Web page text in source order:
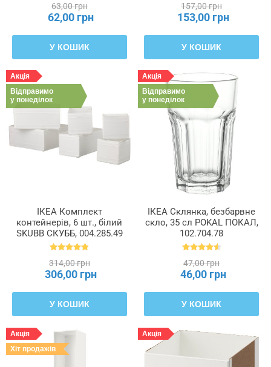
63,00 грн
62,00 грн
У КОШИК
157,00 грн
153,00 грн
У КОШИК
Акція
Відправимо
у понеділок
ІКЕА Комплект
контейнерів, 6 шт., білий
SKUBB СКУББ, 004.285.49
314,00 грн
306,00 грн
У КОШИК
Акція
Відправимо
у понеділок
ІКЕА Склянка, безбарвне
скло, 35 сл POKAL ПОКАЛ,
102.704.78
47,00 грн
46,00 грн
У КОШИК
Акція
Хіт продажів
Акція